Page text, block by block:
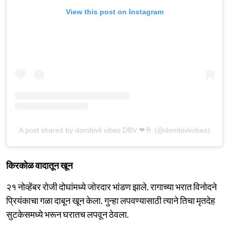
View this post on Instagram
A post shared by dombivli vibes DBV ❤🤞 (@dombivlivibes)
किरकोळ वादातून खून
२१ नोव्हेंबर रोजी दोघांमध्ये जोरदार भांडण झाले. रागाच्या भरात विनोदने
प्रियंकाचा गळा दाबून खून केला. गुन्हा लपवण्यासाठी त्याने तिचा मृतदेह
सुटकेसमध्ये भरून घरातच लपवून ठेवला.